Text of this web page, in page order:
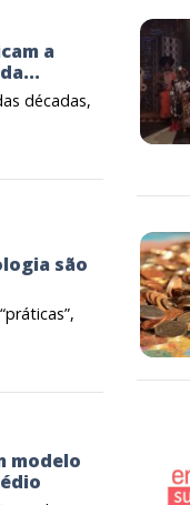
a
décadas,
são
modelo